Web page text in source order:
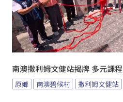
南澳撒利姆文健站揭牌 多元課
原鄉 南澳碧候村 撒利姆文健站